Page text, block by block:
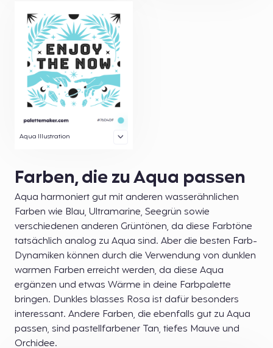
Aqua Illustration
Farben, die zu Aqua passen
Aqua harmoniert gut mit anderen wasserähnlichen
Farben wie Blau, Ultramarine, Seegrün sowie
verschiedenen anderen Grüntönen, da diese Farbtöne
tatsächlich analog zu Aqua sind. Aber die besten Farb-
Dynamiken können durch die Verwendung von dunklen
warmen Farben erreicht werden, da diese Aqua
ergänzen und etwas Wärme in deine Farbpalette
bringen. Dunkles blasses Rosa ist dafür besonders
interessant. Andere Farben, die ebenfalls gut zu Aqua
passen, sind pastellfarbener Tan, tiefes Mauve und
Orchidee.